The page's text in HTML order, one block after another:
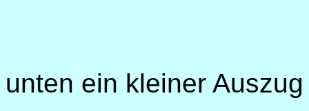
unten ein kleiner